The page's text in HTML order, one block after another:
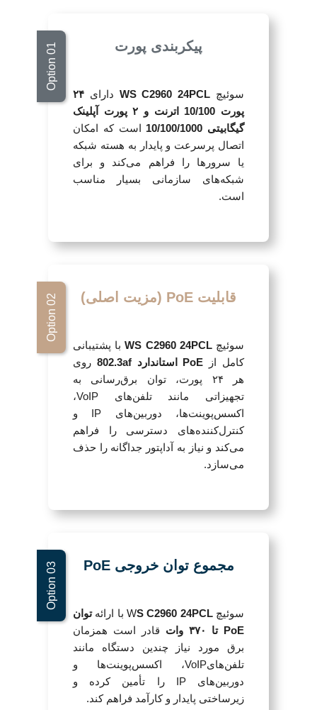
پیکربندی پورت
سوئیچ WS C2960 24PCL دارای ۲۴
پورت 10/100 اترنت و ۲ پورت آپلینک
گیگابیتی 10/100/1000
است که امکان
اتصال پرسرعت و پایدار به هسته شبکه
یا سرورها را فراهم می‌کند و برای
شبکه‌های سازمانی بسیار مناسب
است.
قابلیت PoE (مزیت اصلی)
سوئیچWS C2960 24PCLبا پشتیبانی
کامل از PoE استاندارد 802.3af
روی
هر ۲۴ پورت، توان برق‌رسانی به
تجهیزاتی مانند تلفن‌های VoIP،
اکسس‌پوینت‌ها، دوربین‌های IP و
کنترل‌کننده‌های دسترسی را فراهم
می‌کند و نیاز به آداپتور جداگانه را حذف
می‌سازد.
مجموع توان خروجی PoE
سوئیچ WS C2960 24PCL با ارائهتوان
PoE تا ۳۷۰ وات
قادر است همزمان
برق مورد نیاز چندین دستگاه مانند
تلفن‌هایVoIP، اکسس‌پوینت‌ها و
دوربین‌های IP را تأمین کرده و
زیرساختی پایدار و کارآمد فراهم کند.